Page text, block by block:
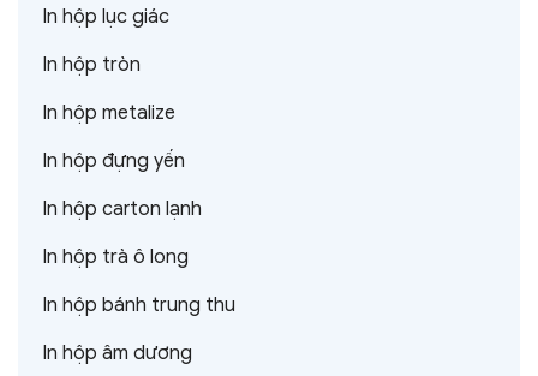
In hộp lục giác
In hộp tròn
In hộp metalize
In hộp đựng yến
In hộp carton lạnh
In hộp trà ô long
In hộp bánh trung thu
In hộp âm dương